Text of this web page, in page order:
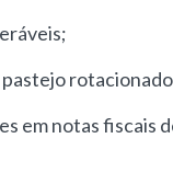
;
rotacionado
em notas fiscais